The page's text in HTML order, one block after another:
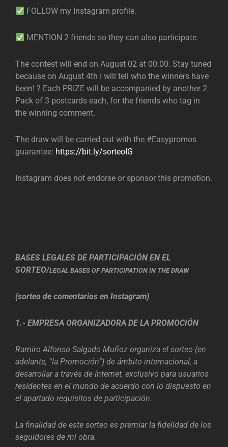
FOLLOW my Instagram profile.
MENTION 2 friends so they can also participate.
The contest will end on August 02 at 00:00. Stay tuned
because on August 4th I will tell who the winners have
been! ? Each PRIZE will be accompanied by another 2
Pack of 3 postcards each, for the friends who tag in
the winning comment.
The draw will be carried out with the #Easypromos
guarantee: https://bit.ly/sorteoIG
Instagram does not endorse or sponsor this promotion.
BASES LEGALES DE PARTICIPACIÓN EN EL
SORTEO/LEGAL BASES OF PARTICIPATION IN THE DRAW
(sorteo de comentarios en Instagram)
1.- EMPRESA ORGANIZADORA DE LA PROMOCIÓN
Ramiro Alfonso Salgado Muñoz organiza el sorteo (en
adelante, “la Promoción”) de ámbito internacional, a
desarrollar a través de Internet, exclusivo para usuarios
residentes en el mundo de acuerdo con lo dispuesto en
el apartado requisitos de participación.
La finalidad de este sorteo es premiar la fidelidad de los
seguidores de mi obra.